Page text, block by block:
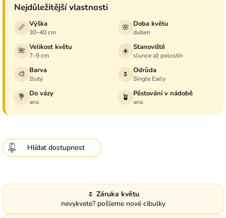
Nejdůležitější vlastnosti
📏 Výška
30–40 cm 🌸 Doba květu
duben
🌺 Velikost květu
7–9 cm ☀️ Stanoviště
slunce až polostín
🎨 Barva
žlutý 🌷 Odrůda
Single Early
💐 Do vázy
ano 🪴 Pěstování v nádobě
ano
Hlídat
🌷 Záruka květu
nevykvete? pošleme nové cibulky